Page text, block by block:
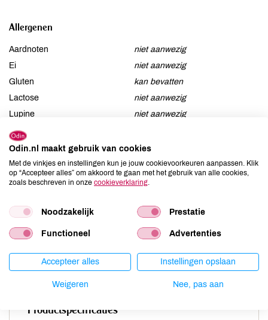
Allergenen
Aardnoten
niet aanwezig
Ei
niet aanwezig
Gluten
kan bevatten
Lactose
niet aanwezig
Lupine
niet aanwezig
Mosterd
Noten
aanwezig
Schaaldieren
niet aanwezig
Selderij
kan bevatten
Soja
kan bevatten
Weekdieren
niet aanwezig
Zwaveldioxide / sulfieten
niet aanwezig
Productspecificaties
Odin.nl maakt gebruik van cookies
Met de vinkjes en instellingen kun je jouw cookievoorkeuren aanpassen. Klik
op “Accepteer alles” om akkoord te gaan met het gebruik van alle cookies,
zoals beschreven in onze cookieverklaring.
Noodzakelijk Prestatie
Functioneel Advertenties
Accepteer alles Instellingen opslaan
Weigeren Nee, pas aan